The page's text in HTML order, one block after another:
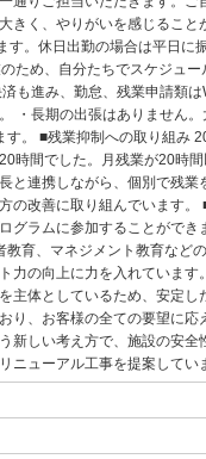
きく、やりがいを感じること
す。休日出勤の場合は平日に
ため、自分たちでスケジュー
も進み、勤怠、残業申請類
・長期の出張はありません
。 ■残業抑制への取り組み
時間でした。月残業が20時
と連携しながら、個別で残業
の改善に取り組んでいます。
グラムに参加することができ
教育、マネジメント教育など
力の向上に力を入れています
主体としているため、安定し
り、お客様の全ての要望に応
新しい考え方で、施設の安
ニューアル工事を提案してい